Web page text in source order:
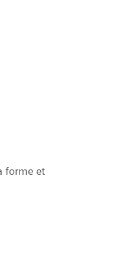
forme et